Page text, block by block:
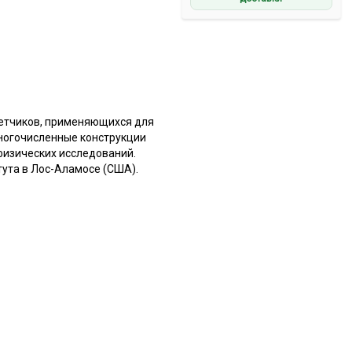
применяющихся для
конструкции
исследований.
в Лос-Аламосе (США).